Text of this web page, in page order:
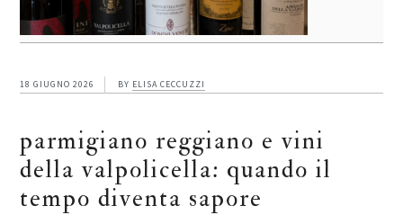
18 GIUGNO 2026 BY ELISA CECCUZZI
parmigiano reggiano e vini
della valpolicella: quando il
tempo diventa sapore